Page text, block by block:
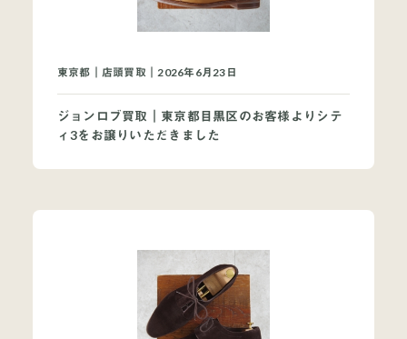
東京都｜店頭買取｜2026年6月23日
ジョンロブ買取｜東京都目黒区のお客様よりシテ
ィ3をお譲りいただきました